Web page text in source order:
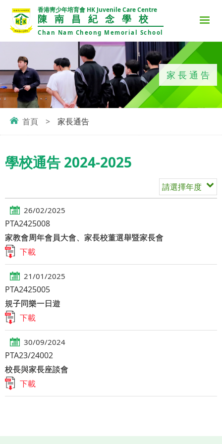
香港靑少年培育會 HK Juvenile Care Centre
陳南昌紀念學校
Chan Nam Cheong Memorial School
家長通告
首頁 > 家長通告
學校通告 2024-2025
請選擇年度
26/02/2025
PTA2425008
家教會周年會員大會、家長校董選舉暨家長會
下載
21/01/2025
PTA2425005
規子同樂一日遊
下載
30/09/2024
PTA23/24002
校長與家長座談會
下載